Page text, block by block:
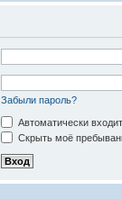
Забыли пароль?
Автоматически
Скрыть моё